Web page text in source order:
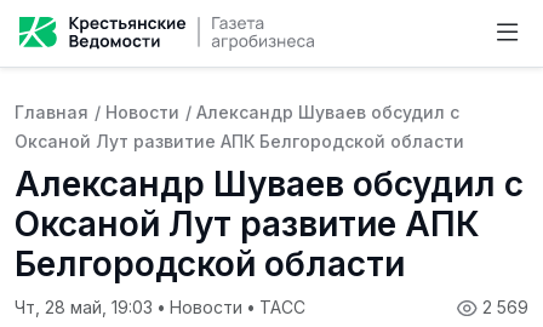
Главная / Новости / Александр Шуваев обсудил с
Оксаной Лут развитие АПК Белгородской области
Александр Шуваев обсудил с
Оксаной Лут развитие АПК
Белгородской области
2 569
Чт, 28 май, 19:03 • Новости • ТАСС